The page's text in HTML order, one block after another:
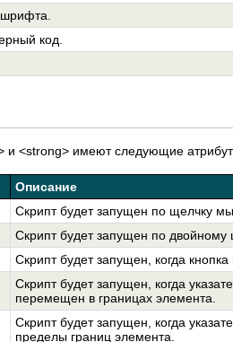
шрифта.
код.
и <strong> имеют следующие
Описание
Скрипт будет запущен по щелчку
Скрипт будет запущен по
Скрипт будет запущен, когда
Скрипт будет запущен, когда
перемещен в границах элемента.
Скрипт будет запущен, когда
пределы границ элемента.